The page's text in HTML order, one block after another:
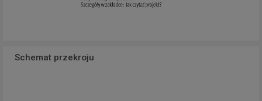
Schemat przekroju